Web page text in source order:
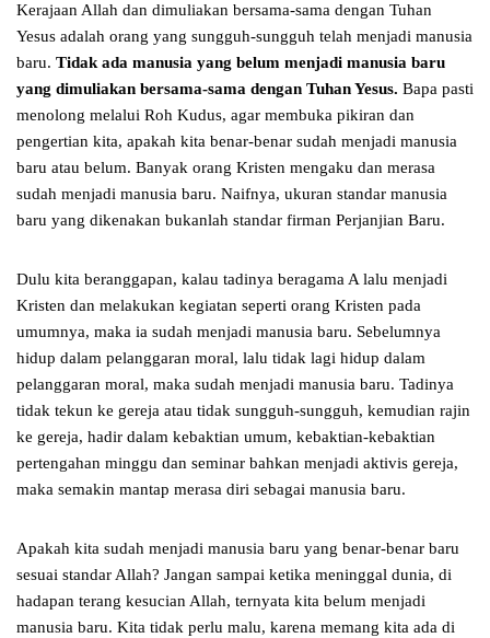
Kerajaan Allah dan dimuliakan bersama-sama dengan Tuhan
Yesus adalah orang yang sungguh-sungguh telah menjadi manusia
baru. Tidak ada manusia yang belum menjadi manusia baru
yang dimuliakan bersama-sama dengan Tuhan Yesus. Bapa pasti
menolong melalui Roh Kudus, agar membuka pikiran dan
pengertian kita, apakah kita benar-benar sudah menjadi manusia
baru atau belum. Banyak orang Kristen mengaku dan merasa
sudah menjadi manusia baru. Naifnya, ukuran standar manusia
baru yang dikenakan bukanlah standar firman Perjanjian Baru.
Dulu kita beranggapan, kalau tadinya beragama A lalu menjadi
Kristen dan melakukan kegiatan seperti orang Kristen pada
umumnya, maka ia sudah menjadi manusia baru. Sebelumnya
hidup dalam pelanggaran moral, lalu tidak lagi hidup dalam
pelanggaran moral, maka sudah menjadi manusia baru. Tadinya
tidak tekun ke gereja atau tidak sungguh-sungguh, kemudian rajin
ke gereja, hadir dalam kebaktian umum, kebaktian-kebaktian
pertengahan minggu dan seminar bahkan menjadi aktivis gereja,
maka semakin mantap merasa diri sebagai manusia baru.
Apakah kita sudah menjadi manusia baru yang benar-benar baru
sesuai standar Allah? Jangan sampai ketika meninggal dunia, di
hadapan terang kesucian Allah, ternyata kita belum menjadi
manusia baru. Kita tidak perlu malu, karena memang kita ada di